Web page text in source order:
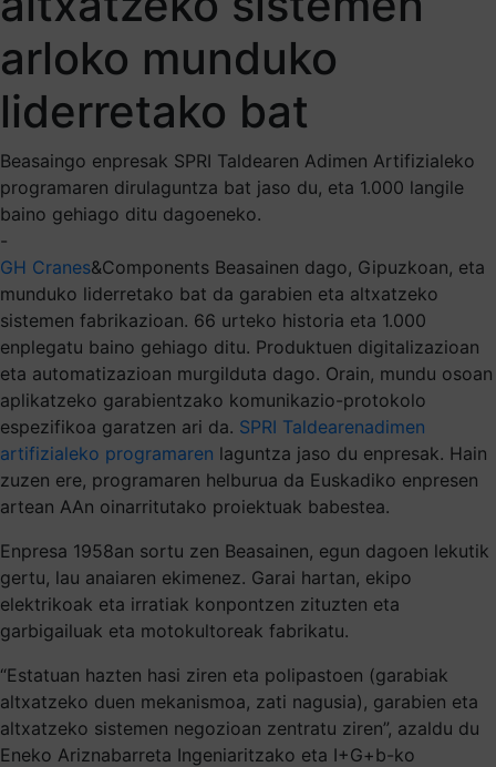
arloko munduko
liderretako bat
Beasaingo enpresak SPRI Taldearen Adimen Artifizialeko
programaren dirulaguntza bat jaso du, eta 1.000 langile
baino gehiago ditu dagoeneko.
-
GH Cranes&Components Beasainen dago, Gipuzkoan, eta
munduko liderretako bat da garabien eta altxatzeko
sistemen fabrikazioan. 66 urteko historia eta 1.000
enplegatu baino gehiago ditu. Produktuen digitalizazioan
eta automatizazioan murgilduta dago. Orain, mundu osoan
aplikatzeko garabientzako komunikazio-protokolo
espezifikoa garatzen ari da. SPRI Taldearenadimen
artifizialeko programaren laguntza jaso du enpresak. Hain
zuzen ere, programaren helburua da Euskadiko enpresen
artean AAn oinarritutako proiektuak babestea.
Enpresa 1958an sortu zen Beasainen, egun dagoen lekutik
gertu, lau anaiaren ekimenez. Garai hartan, ekipo
elektrikoak eta irratiak konpontzen zituzten eta
garbigailuak eta motokultoreak fabrikatu.
“Estatuan hazten hasi ziren eta polipastoen (garabiak
altxatzeko duen mekanismoa, zati nagusia), garabien eta
altxatzeko sistemen negozioan zentratu ziren”, azaldu du
Eneko Ariznabarreta Ingeniaritzako eta I+G+b-ko